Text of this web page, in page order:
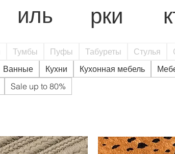
иль
рки
Тумбы Пуфы Табуреты Стулья
Ванные Кухни Кухонная мебель
Sale up to 80%